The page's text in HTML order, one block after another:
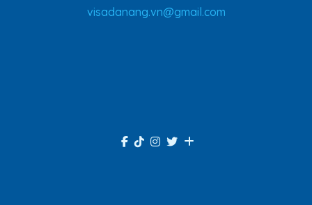
visadanang.vn@gmail.com